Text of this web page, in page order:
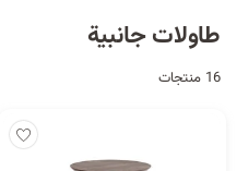
طاولات جانبية
16 منتجات